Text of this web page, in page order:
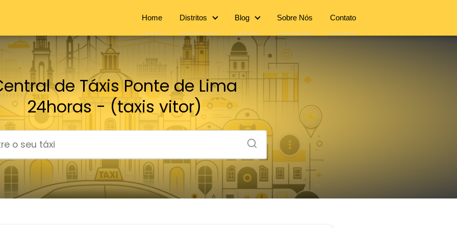
Home Distritos Blog Sobre Nós Contato
de Táxis Ponte de Lima
24horas - (taxis vitor)